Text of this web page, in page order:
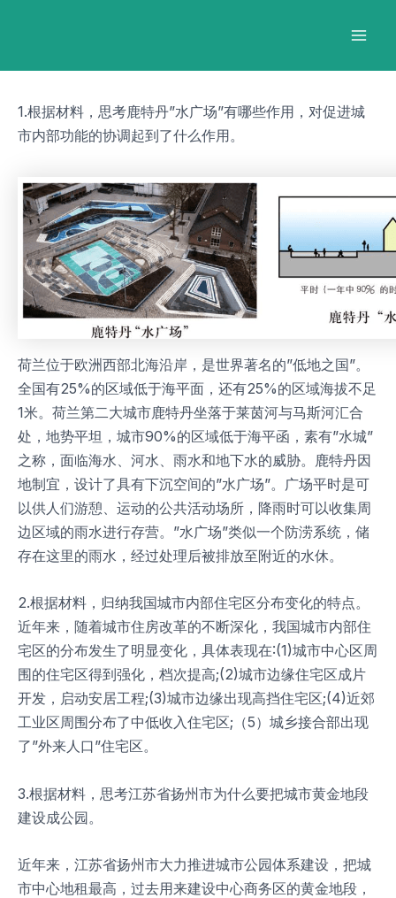
1.根据材料，思考鹿特丹”水广场”有哪些作用，对促进城
市内部功能的协调起到了什么作用。
荷兰位于欧洲西部北海沿岸，是世界著名的”低地之国”。
全国有25%的区域低于海平面，还有25%的区域海拔不足
1米。荷兰第二大城市鹿特丹坐落于莱茵河与马斯河汇合
处，地势平坦，城市90%的区域低于海平函，素有”水城”
之称，面临海水、河水、雨水和地下水的威胁。鹿特丹因
地制宜，设计了具有下沉空间的”水广场”。广场平时是可
以供人们游憩、运动的公共活动场所，降雨时可以收集周
边区域的雨水进行存营。”水广场”类似一个防涝系统，储
存在这里的雨水，经过处理后被排放至附近的水休。
2.根据材料，归纳我国城市内部住宅区分布变化的特点。
近年来，随着城市住房改革的不断深化，我国城市内部住
宅区的分布发生了明显变化，具体表现在:(1)城市中心区周
围的住宅区得到强化，档次提高;(2)城市边缘住宅区成片
开发，启动安居工程;(3)城市边缘出现高挡住宅区;(4)近郊
工业区周围分布了中低收入住宅区;（5）城乡接合部出现
了”外来人口”住宅区。
3.根据材料，思考江苏省扬州市为什么要把城市黄金地段
建设成公园。
近年来，江苏省扬州市大力推进城市公园体系建设，把城
市中心地租最高，过去用来建设中心商务区的黄金地段，